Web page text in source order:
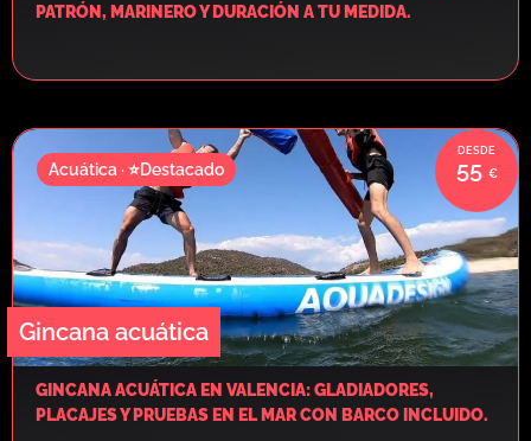
PATRÓN, MARINERO Y DURACIÓN A TU MEDIDA.
Gincana acuática
55
Acuática · ⭐Destacado
GINCANA ACUÁTICA EN VALENCIA: GLADIADORES,
PLACAJES Y PRUEBAS EN EL MAR CON BARCO INCLUIDO.